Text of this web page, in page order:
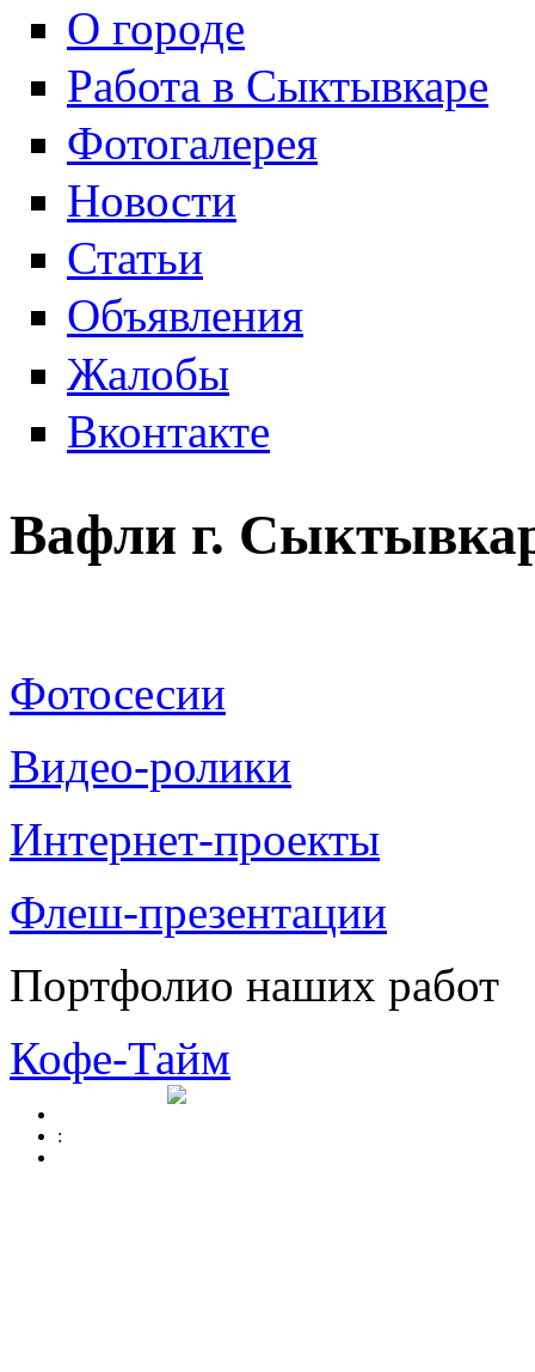
О городе
Работа в Сыктывкаре
Фотогалерея
Новости
Статьи
Объявления
Жалобы
Вконтакте
Вафли г.
Фотосесии
Видео-ролики
Интернет-проекты
Флеш-презентации
Портфолио наших работ
Кофе-Тайм
: